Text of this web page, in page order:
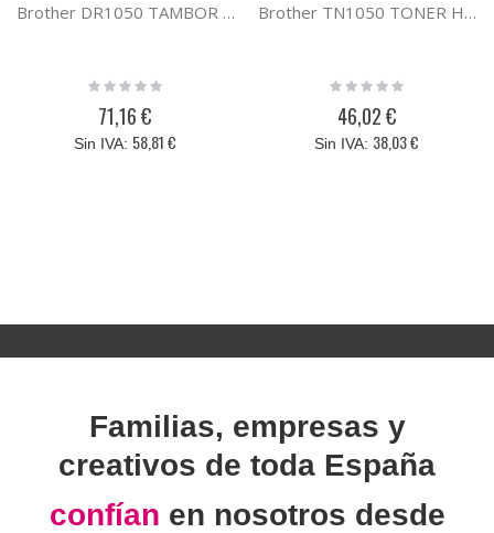
Brother DR1050 TAMBOR HL-1110
Rating:
71,16 €
58,81 €
Brother TN1050 TONER HL-1110
Rating:
46,02 €
38,03 €
Familias, empresas y
creativos de toda España
confían en nosotros desde